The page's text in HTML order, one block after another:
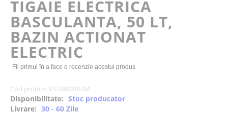
the
images
gallery
TIGAIE ELECTRICA
BASCULANTA, 50 LT,
BAZIN ACTIONAT
ELECTRIC
Fii primul în a face o recenzie acestui produs
Cod produs VS7080BREIM
Disponibilitate: Stoc producator
Livrare: 30 - 60 Zile